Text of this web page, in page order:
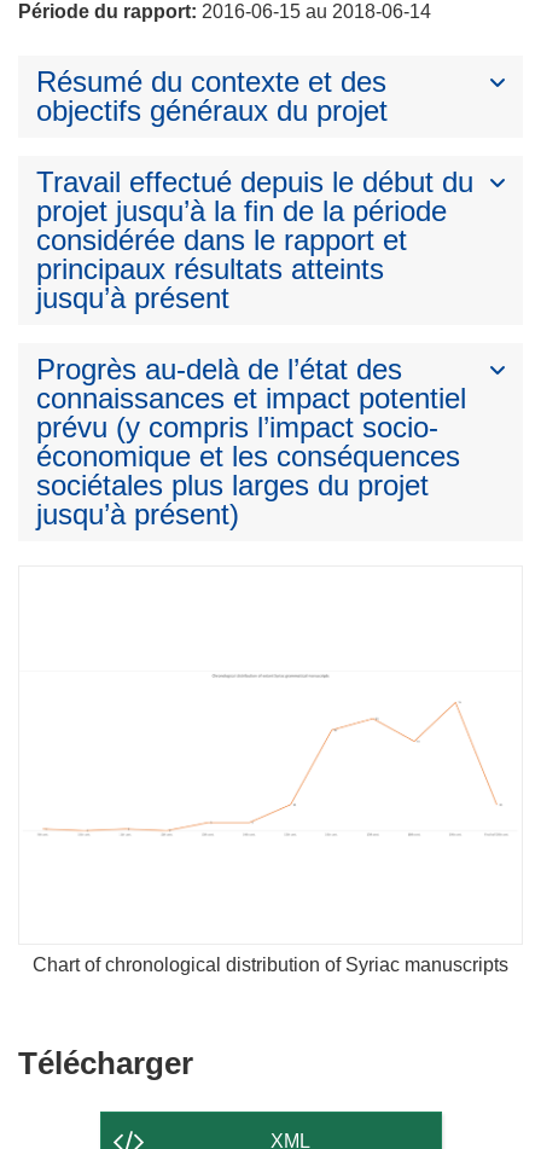
Période du rapport: 2016-06-15 au 2018-06-14
Résumé du contexte et des
objectifs généraux du projet
Travail effectué depuis le début du
projet jusqu’à la fin de la période
considérée dans le rapport et
principaux résultats atteints
jusqu’à présent
Progrès au-delà de l’état des
connaissances et impact potentiel
prévu (y compris l’impact socio-
économique et les conséquences
sociétales plus larges du projet
jusqu’à présent)
Chart of chronological distribution of Syriac manuscripts
TéléchargerTélécharger
contenu
XML